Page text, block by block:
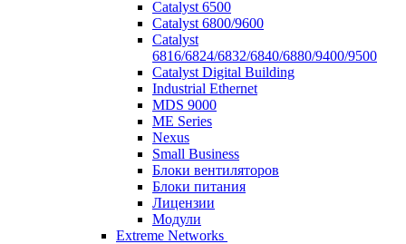
Catalyst 6500
Catalyst 6800/9600
Catalyst
6816/6824/6832/6840/6880/9400/9500
Catalyst Digital Building
Industrial Ethernet
MDS 9000
ME Series
Nexus
Small Business
Блоки вентиляторов
Блоки питания
Лицензии
Модули
Extreme Networks